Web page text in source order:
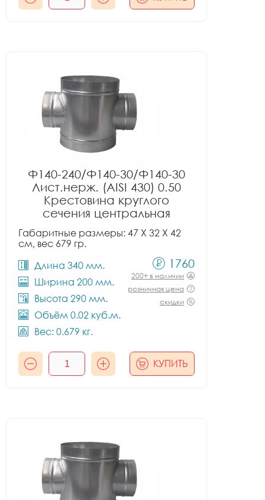
Ф140-240/Ф140-30/Ф140-30
Лист.нерж. (AISI 430) 0.50
Крестовина круглого
сечения центральная
Габаритные размеры: 47 X 32 X 42
см, вес 679 гр.
Длина 340 мм.
Ширина 200 мм.
Высота 290 мм.
Объём 0.02 куб.м.
Вес: 0.679 кг.
1760
200+ в наличии
розничная цена
скидки
КУПИТЬ